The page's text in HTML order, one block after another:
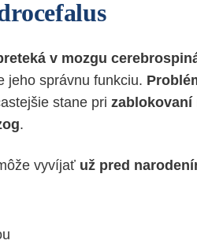
v mozgu
jeho správnu funkciu.
stane pri
.
vyvíjať už pred